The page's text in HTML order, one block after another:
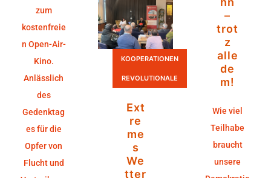
zum
kostenfreie
n Open-Air-
Kino.
Anlässlich
des
Gedenktag
es für die
Opfer von
Flucht und
–
trot
z
alle
de
m!
Wie viel
Teilhabe
braucht
unsere
KOOPERATIONEN
REVOLUTIONALE
Ext
re
me
s
We
tter